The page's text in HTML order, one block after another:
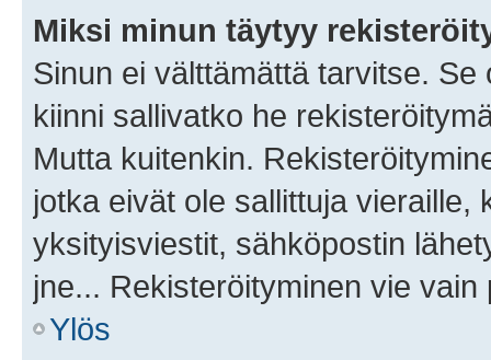
Miksi minun täytyy
Sinun ei välttämättä tarvitse.
kiinni sallivatko he
Mutta kuitenkin.
jotka eivät ole sallittuja vieraille,
yksityisviestit, sähköpostin
jne... Rekisteröityminen vie
Ylös